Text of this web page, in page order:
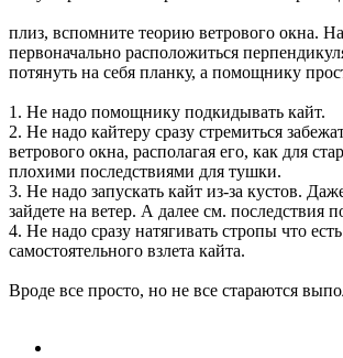
плиз, вспомните теорию ветрового окна.
первоначально расположиться
потянуть на себя планку, а помощнику
1. Не надо помощнику подкидывать кайт.
2. Не надо кайтеру сразу стремиться
ветрового окна, располагая его, как для
плохими последствиями для тушки.
3. Не надо запускать кайт из-за кустов.
зайдете на ветер. А далее см. последствия
4. Не надо сразу натягивать стропы что
самостоятельного взлета кайта.
Вроде все просто, но не все стараются